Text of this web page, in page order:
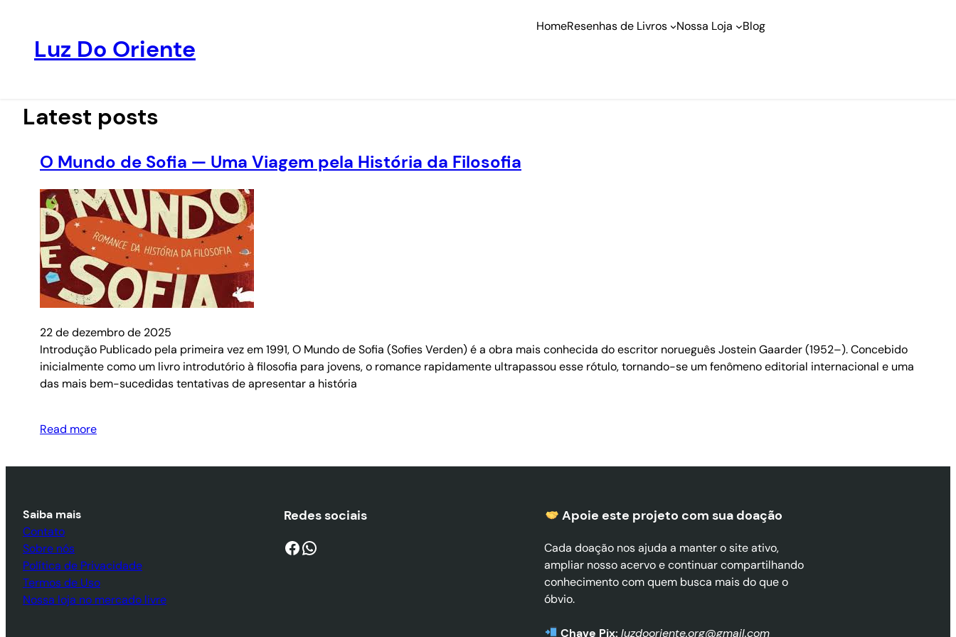
conteúdo
Luz Do Oriente
HomeResenhas de Livros Nossa Loja Blog
Latest posts
O Mundo de Sofia — Uma Viagem pela História da Filosofia
22 de dezembro de 2025
Introdução Publicado pela primeira vez em 1991, O Mundo de Sofia (Sofies Verden) é a obra mais conhecida do escritor norueguês Jostein Gaarder (1952–). Concebido
inicialmente como um livro introdutório à filosofia para jovens, o romance rapidamente ultrapassou esse rótulo, tornando-se um fenômeno editorial internacional e uma
das mais bem-sucedidas tentativas de apresentar a história
Read more
Saiba mais
Contato
Sobre nós
Política de Privacidade
Termos de Uso
Nossa loja no mercado livre
Redes sociais
Facebook WhatsApp
Apoie este projeto com sua doação
Cada doação nos ajuda a manter o site ativo,
ampliar nosso acervo e continuar compartilhando
conhecimento com quem busca mais do que o
óbvio.
Chave Pix: luzdooriente.org@gmail.com